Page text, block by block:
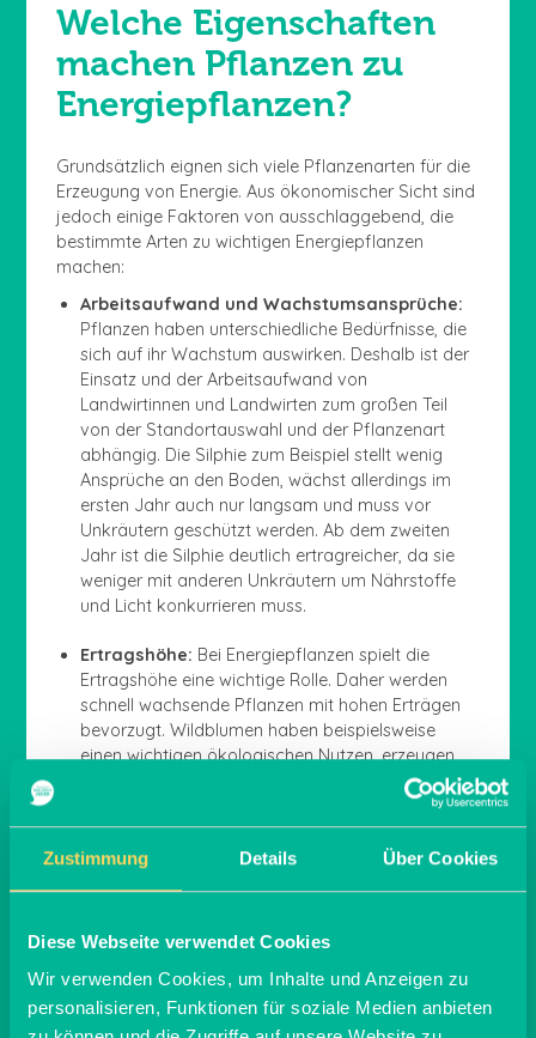
Zustimmung Details Über Cookies
Diese Webseite verwendet Cookies
Wir verwenden Cookies, um Inhalte und Anzeigen zu
personalisieren, Funktionen für soziale Medien anbieten
Welche Eigenschaften
machen Pflanzen zu
Energiepflanzen?
Grundsätzlich eignen sich viele Pflanzenarten für die
Erzeugung von Energie. Aus ökonomischer Sicht sind
jedoch einige Faktoren von ausschlaggebend, die
bestimmte Arten zu wichtigen Energiepflanzen
machen:
Arbeitsaufwand und Wachstumsansprüche:
Pflanzen haben unterschiedliche Bedürfnisse, die
sich auf ihr Wachstum auswirken. Deshalb ist der
Einsatz und der Arbeitsaufwand von
Landwirtinnen und Landwirten zum großen Teil
von der Standortauswahl und der Pflanzenart
abhängig. Die Silphie zum Beispiel stellt wenig
Ansprüche an den Boden, wächst allerdings im
ersten Jahr auch nur langsam und muss vor
Unkräutern geschützt werden. Ab dem zweiten
Jahr ist die Silphie deutlich ertragreicher, da sie
weniger mit anderen Unkräutern um Nährstoffe
und Licht konkurrieren muss.
Ertragshöhe: Bei Energiepflanzen spielt die
Ertragshöhe eine wichtige Rolle. Daher werden
schnell wachsende Pflanzen mit hohen Erträgen
bevorzugt. Wildblumen haben beispielsweise
einen wichtigen ökologischen Nutzen, erzeugen
aber wenig Biomasse. Daher werden sie häufig in
Mischkulturen mit ertragsreicheren Pflanzen, wie
zum Beispiel Mais, oder als Blühstreifen angebaut.
Wassergehaltes und der Anfälligkeit für Fäulnis
besonders schnell verwertet werden. Daher
werden zum Erntezeitpunkt mehr
Verwertungskapazitäten benötigt. Andere
Pflanzen, wie Mais oder Silphie, lassen sich